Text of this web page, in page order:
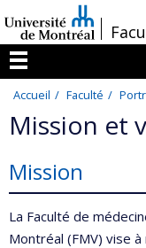
au
contenu
/
Menu
Accueil Faculté
Mission et
Mission
La Faculté de
Montréal (FMV) vise